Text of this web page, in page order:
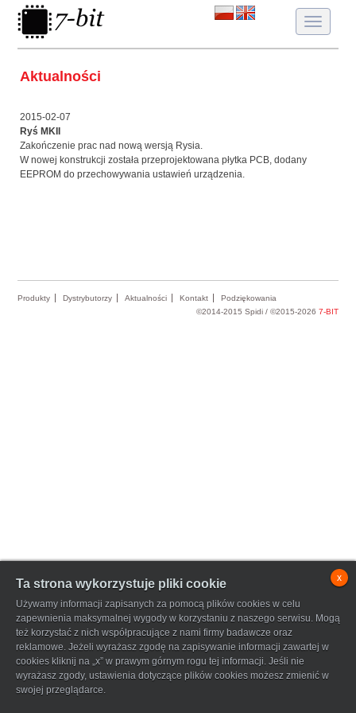
Ta strona wykorzystuje pliki cookie
Używamy informacji zapisanych za pomocą plików cookies w celu
zapewnienia maksymalnej wygody w korzystaniu z naszego serwisu. Mogą
też korzystać z nich współpracujące z nami firmy badawcze oraz
reklamowe. Jeżeli wyrażasz zgodę na zapisywanie informacji zawartej w
cookies kliknij na „x” w prawym górnym rogu tej informacji. Jeśli nie
wyrażasz zgody, ustawienia dotyczące plików cookies możesz zmienić w
swojej przeglądarce.
x
Toggle
Aktualności
2015-02-07
Ryś MKII
Zakończenie prac nad nową wersją Rysia.
W nowej konstrukcji została przeprojektowana płytka PCB, dodany
EEPROM do przechowywania ustawień urządzenia.
Produkty Dystrybutorzy Aktualności Kontakt
Podziękowania
©2014-2015 Spidi / ©2015-2026 7-BIT